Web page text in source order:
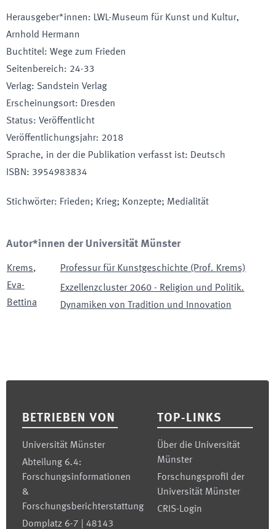
Herausgeber*innen: LWL-Museum für Kunst und Kultur,
Arnhold Hermann
Buchtitel: Wege zum Frieden
Seitenbereich: 24-33
Verlag: Sandstein Verlag
Erscheinungsort: Dresden
Status: Veröffentlicht
Veröffentlichungsjahr: 2018
Sprache, in der die Publikation verfasst ist: Deutsch
ISBN: 3954983834
Stichwörter: Frieden; Krieg; Konzepte; Medialität
Autor*innen der Universität Münster
Krems,
Eva-
Bettina
Professur für Kunstgeschichte (Prof. Krems)
Exzellenzcluster 2060 - Religion und Politik.
Dynamiken von Tradition und Innovation
BETRIEBEN VON
Universität Münster
Abteilung 6.4:
Forschungsinformationen
&
Forschungsberichterstattung
Domplatz 6-7 | 48143
TOP-LINKS
Über die Universität
Münster
Forschungsprofil der
Universität Münster
CRIS-Login